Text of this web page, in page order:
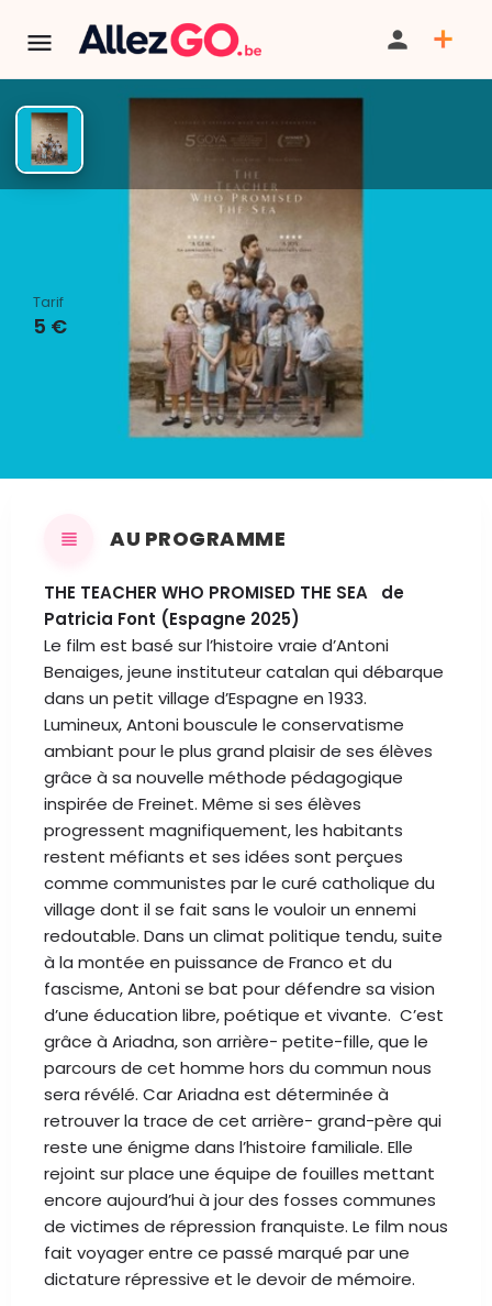
Cinégrez : The teacher who
promised the sea
Tarif
5 €
PARTAGER ITINÉRAIRE
AU PROGRAMME
THE TEACHER WHO PROMISED THE SEA de
Patricia Font (Espagne 2025)
Le film est basé sur l’histoire vraie d’Antoni
Benaiges, jeune instituteur catalan qui débarque
dans un petit village d’Espagne en 1933.
Lumineux, Antoni bouscule le conservatisme
ambiant pour le plus grand plaisir de ses élèves
grâce à sa nouvelle méthode pédagogique
inspirée de Freinet. Même si ses élèves
progressent magnifiquement, les habitants
restent méfiants et ses idées sont perçues
comme communistes par le curé catholique du
village dont il se fait sans le vouloir un ennemi
redoutable. Dans un climat politique tendu, suite
à la montée en puissance de Franco et du
fascisme, Antoni se bat pour défendre sa vision
d’une éducation libre, poétique et vivante. C’est
grâce à Ariadna, son arrière- petite-fille, que le
parcours de cet homme hors du commun nous
sera révélé. Car Ariadna est déterminée à
retrouver la trace de cet arrière- grand-père qui
reste une énigme dans l’histoire familiale. Elle
rejoint sur place une équipe de fouilles mettant
encore aujourd’hui à jour des fosses communes
de victimes de répression franquiste. Le film nous
fait voyager entre ce passé marqué par une
dictature répressive et le devoir de mémoire.